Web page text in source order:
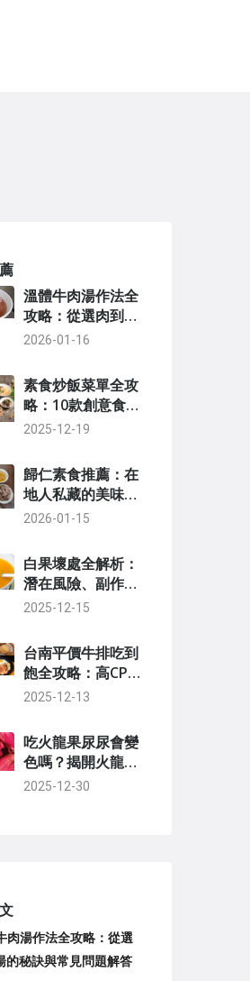
溫體牛肉湯作法全
攻略：從選肉到熬
湯的秘訣與常見問
2026-01-16
素食炒飯菜單全攻
略：10款創意食譜
與黃金烹飪技巧
2025-12-19
歸仁素食推薦：在
地人私藏的美味素
食餐廳TOP5與完
2026-01-15
白果壞處全解析：
潛在風險、副作用
與安全食用指南
2025-12-15
台南平價牛排吃到
飽全攻略：高CP值
推薦與省錢技巧
2025-12-13
吃火龍果尿尿會變
色嗎？揭開火龍果
對尿液顏色的科學
2025-12-30
肉湯作法全攻略：從選
的秘訣與常見問題解答